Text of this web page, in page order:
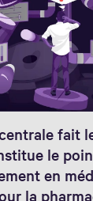
fait
le
en
la